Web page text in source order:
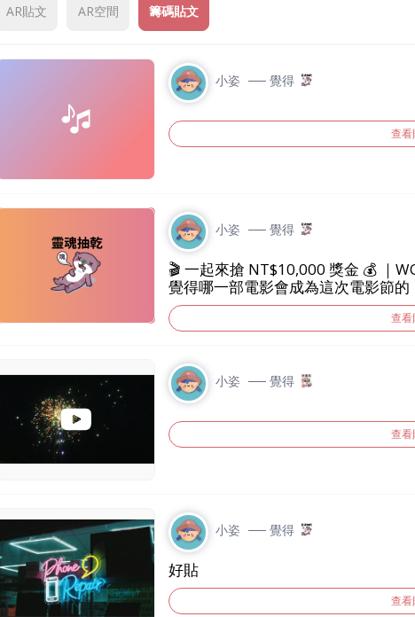
AR貼文 AR空間 籌碼貼文
小姿 ── 覺得
查看
小姿 ── 覺得
🎬 一起來搶 NT$10,000 獎金 💰 ｜
覺得哪一部電影會成為這次電影節
機會把 10,000 元帶回家！ ━━━━━━━━━━ 📅 活動期間 2026/6/26（五）
～ 2026/7/11（六） ━━━━━━━━━━ 🎮 活動玩法 1️⃣ 掃描活動 QR Code 進
4️⃣ 送出預測，即完成參加資格！ 活動結束後，WOMO 將統計最終人氣
最高的電影 👑 只要你猜中人氣王，就能獲得抽獎資格！ ━━━━━━━━━━
🏆 人氣王怎麼決定？ 📊 依活動期間內 WOMO 活動頁的有效票數統計為
主 若票數相同，將依： 💬 留言數 ❤️ 互動數 作為最終判定依據 ━━━━━━
━━━━ 🎟️ 抽獎資格 符合以下條件即可進入抽獎名單： ✅ 活動期間內完成
投票 ✅ 預測電影與最終人氣王相同 ❌ 沒猜中的參加者將不列入抽獎 ━━━
OMO 將透過 WOMO 社群小鈴鐺通知得獎者 得獎者需於 7
逾期視同放棄得獎資格 ━━━━━━━━━━ 🏦 領獎方式 得獎者需提供： • 匯款
帳戶資料 • 必要身分確認資料 獎金將以銀行轉帳發放 預計於 7/20 完成
發放 ━━━━━━━━━━ ⚠️ 注意事項 1️⃣ 若發現灌票、假帳號或其他影響公平
性的行為，WOMO 有權取消資格
終止活動之權利 3️⃣ 參加本活動即視同同意活動規
查看
小姿 ── 覺得
查看
小姿 ── 覺得
好貼
查看